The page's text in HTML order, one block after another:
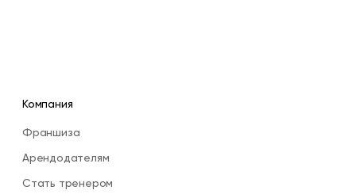
Компания
Франшиза
Арендодателям
Стать тренером